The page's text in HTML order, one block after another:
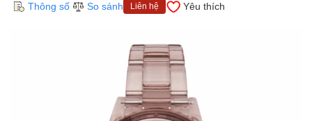
Thông số So sánh Liên hệ Yêu thích